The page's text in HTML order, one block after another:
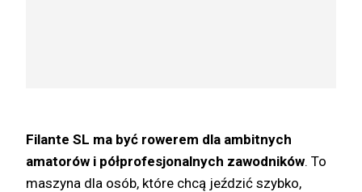
Filante SL ma być rowerem dla ambitnych
amatorów i półprofesjonalnych zawodników. To
maszyna dla osób, które chcą jeździć szybko,